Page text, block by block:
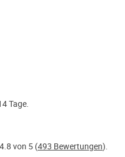
Tage.
von 5 (493 Bewertungen).